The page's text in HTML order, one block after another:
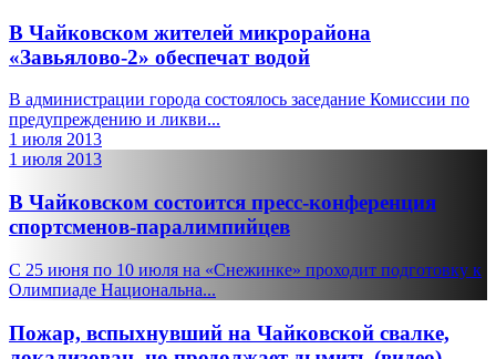
В Чайковском жителей микрорайона
«Завьялово-2» обеспечат водой
В администрации города состоялось заседание Комиссии по
предупреждению и ликви...
1 июля 2013
1 июля 2013
В Чайковском состоится пресс-конференция
спортсменов-паралимпийцев
C 25 июня по 10 июля на «Снежинке» проходит подготовку к
Олимпиаде Национальна...
Пожар, вспыхнувший на Чайковской свалке,